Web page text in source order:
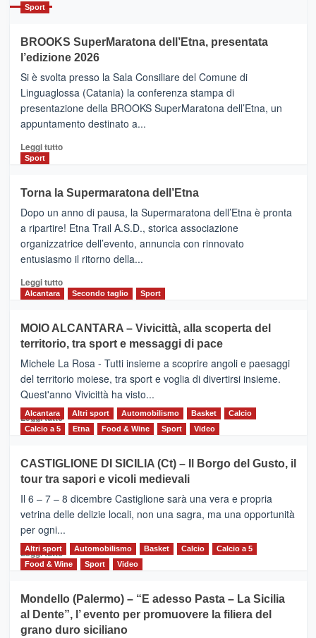
con
la
Al
via
i
collegamenti
Sport
BROOKS SuperMaratona dell’Etna, presentata
l’edizione 2026
Si è svolta presso la Sala Consiliare del Comune di
Linguaglossa (Catania) la conferenza stampa di
presentazione della BROOKS SuperMaratona dell’Etna, un
appuntamento destinato a...
Leggi tuttoLeggi
BROOKS
SuperMaratona
dell’Etna,
presentata
l’edizione
2026
Sport
Torna la Supermaratona dell’Etna
Dopo un anno di pausa, la Supermaratona dell’Etna è pronta
a ripartire! Etna Trail A.S.D., storica associazione
organizzatrice dell’evento, annuncia con rinnovato
entusiasmo il ritorno della...
Leggi tuttoLeggi
Torna
la
Supermaratona
dell’Etna
Alcantara Secondo taglio Sport
MOIO ALCANTARA – Vivicittà, alla scoperta del
territorio, tra sport e messaggi di pace
Michele La Rosa - Tutti insieme a scoprire angoli e paesaggi
del territorio moiese, tra sport e voglia di divertirsi insieme.
Quest'anno Vivicittà ha visto...
Leggi tutto Leggi
MOIO
ALCANTARA
–
Vivicittà,
alla
scoperta
del
territorio,
e
messaggi
di
Alcantara Altri sport Automobilismo Basket
Calcio
Calcio a 5
Etna Food & Wine Sport Video
CASTIGLIONE DI SICILIA (Ct) – Il Borgo del Gusto, il
tour tra sapori e vicoli medievali
Il 6 – 7 – 8 dicembre Castiglione sarà una vera e propria
vetrina delle delizie locali, non una sagra, ma una opportunità
per ogni...
Leggi tuttoLeggi
di
CASTIGLIONE
DI
SICILIA
Altri sport Automobilismo Basket Calcio
Calcio a 5
Food & Wine
Sport Video
Mondello (Palermo) – “E adesso Pasta – La Sicilia
al Dente”, l’ evento per promuovere la filiera del
grano duro siciliano